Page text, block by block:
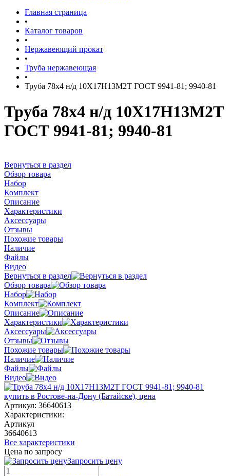
Главная страница
•
Каталог товаров
•
Нержавеющий прокат
•
Труба нержавеющая
•
Труба 78х4 н/д 10Х17Н13М2Т ГОСТ 9941-81; 9940-81
Труба 78х4 н/д 10Х17Н13М2Т
ГОСТ 9941-81; 9940-81
Вернуться в раздел
Обзор товара
Набор
Комплект
Описание
Характеристики
Аксессуары
Отзывы
Похожие товары
Наличие
Файлы
Видео
Вернуться в раздел
Обзор товара
Набор
Комплект
Описание
Характеристики
Аксессуары
Отзывы
Похожие товары
Наличие
Файлы
Видео
Артикул: 36640613
Характеристики:
Артикул
36640613
Все характеристики
Цена по запросу
Запросить цену